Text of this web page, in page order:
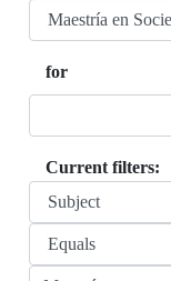
for
Current filters: